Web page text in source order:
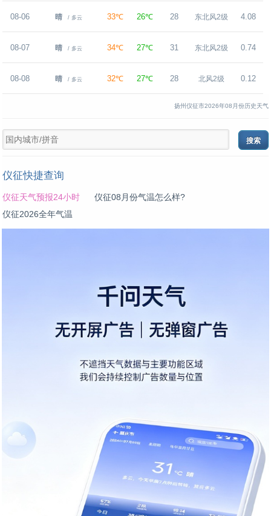
08-06 晴 / 多云 33℃ 26℃ 28 东北风2级 4.08
08-07 晴 / 多云 34℃ 27℃ 31 东北风2级 0.74
08-08 晴 / 多云 32℃ 27℃ 28 北风2级 0.12
扬州仪征市2026年08月份历史天气
仪征快捷查询
仪征天气预报24小时
仪征08月份气温怎么样?
仪征2026全年气温